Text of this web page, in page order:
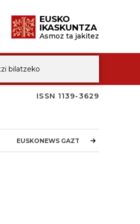
EUSKO
IKASKUNTZA
Asmoz ta jakitez
ISSN 1139-3629
EUSKONEWS GAZTEA